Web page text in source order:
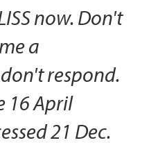
now. Don't
a
respond.
16 April
21 Dec.